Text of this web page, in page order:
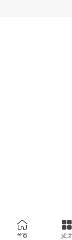
首页 频道